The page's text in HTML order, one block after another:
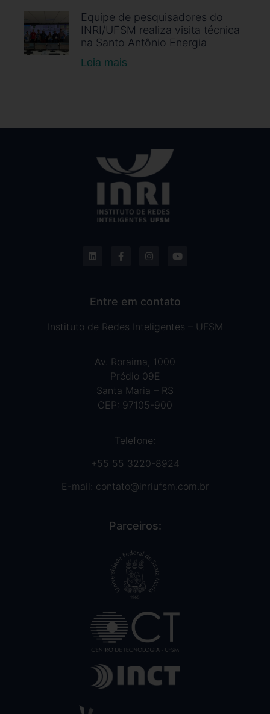
Equipe de pesquisadores do
INRI/UFSM realiza visita técnica
na Santo Antônio Energia
Leia mais
Entre em contato
Instituto de Redes Inteligentes – UFSM
Av. Roraima, 1000
Prédio 09E
Santa Maria – RS
CEP: 97105-900
Telefone:
+55 55 3220-8924
E-mail: contato@inriufsm.com.br
Parceiros: